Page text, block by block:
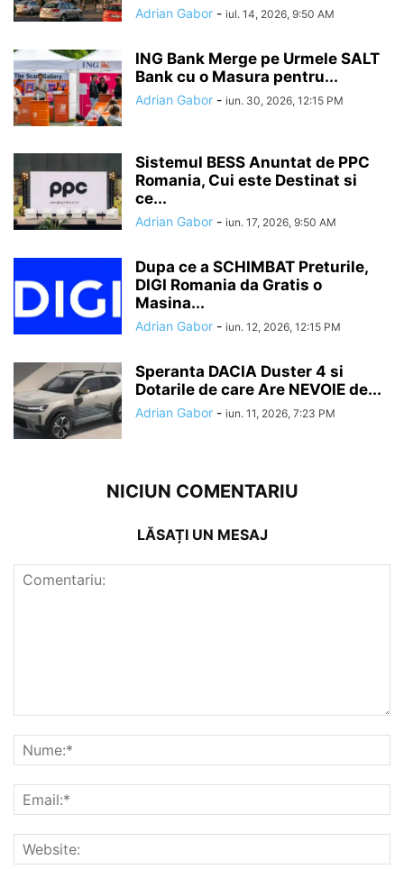
Adrian Gabor - iul. 14, 2026, 9:50 AM
ING Bank Merge pe Urmele SALT
Bank cu o Masura pentru...
Adrian Gabor - iun. 30, 2026, 12:15 PM
Sistemul BESS Anuntat de PPC
Romania, Cui este Destinat si
ce...
Adrian Gabor - iun. 17, 2026, 9:50 AM
Dupa ce a SCHIMBAT Preturile,
DIGI Romania da Gratis o
Masina...
Adrian Gabor - iun. 12, 2026, 12:15 PM
Speranta DACIA Duster 4 si
Dotarile de care Are NEVOIE de...
Adrian Gabor - iun. 11, 2026, 7:23 PM
NICIUN COMENTARIU
LĂSAȚI UN MESAJ